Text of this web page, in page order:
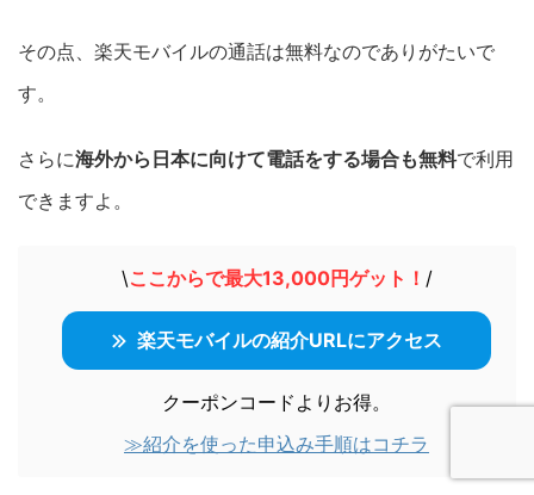
その点、楽天モバイルの通話は無料なのでありがたいで
す。
さらに海外から日本に向けて電話をする場合も無料で利用
できますよ。
\ここからで最大13,000円ゲット！ /
楽天モバイルの紹介URLにアクセス
クーポンコードよりお得。
≫紹介を使った申込み手順はコチラ